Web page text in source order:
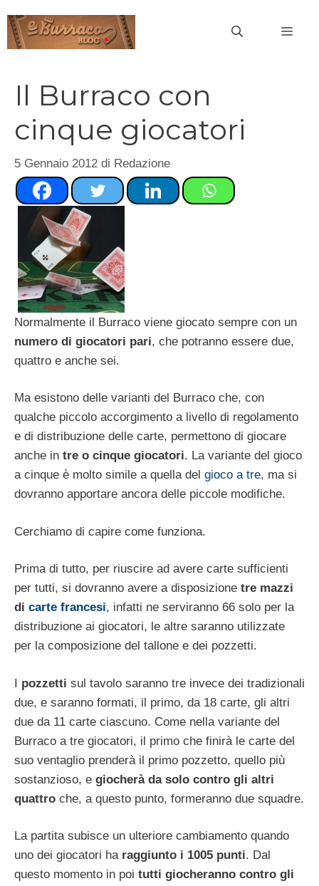
contenuto
Il Burraco con
cinque giocatori
5 Gennaio 2012 di Redazione
Normalmente il Burraco viene giocato sempre con un
numero di giocatori pari, che potranno essere due,
quattro e anche sei.
Ma esistono delle varianti del Burraco che, con
qualche piccolo accorgimento a livello di regolamento
e di distribuzione delle carte, permettono di giocare
anche in tre o cinque giocatori. La variante del gioco
a cinque è molto simile a quella del gioco a tre, ma si
dovranno apportare ancora delle piccole modifiche.
Cerchiamo di capire come funziona.
Prima di tutto, per riuscire ad avere carte sufficienti
per tutti, si dovranno avere a disposizione tre mazzi
di carte francesi, infatti ne serviranno 66 solo per la
distribuzione ai giocatori, le altre saranno utilizzate
per la composizione del tallone e dei pozzetti.
I pozzetti sul tavolo saranno tre invece dei tradizionali
due, e saranno formati, il primo, da 18 carte, gli altri
due da 11 carte ciascuno. Come nella variante del
Burraco a tre giocatori, il primo che finirà le carte del
suo ventaglio prenderà il primo pozzetto, quello più
sostanzioso, e giocherà da solo contro gli altri
quattro che, a questo punto, formeranno due squadre.
La partita subisce un ulteriore cambiamento quando
uno dei giocatori ha raggiunto i 1005 punti. Dal
questo momento in poi tutti giocheranno contro gli